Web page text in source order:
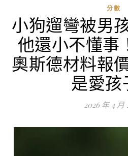
分數
小狗遛彎被男
他還小不懂事
奧斯德材料報
是愛
2026 年 4 月